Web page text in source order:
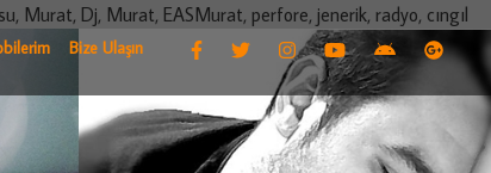
Murat, Dj, Murat, EASMurat, perfore, jenerik, radyo, cıngıl
Bize Ulaşın